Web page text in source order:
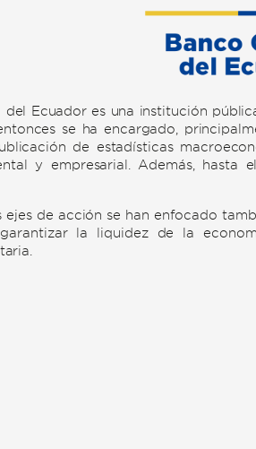
del Ecuador es una institución
se ha encargado,
de estadísticas
y empresarial. Además,
ejes de acción se han enfocado
garantizar la liquidez de la